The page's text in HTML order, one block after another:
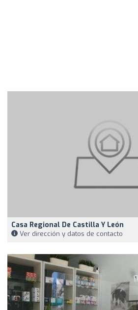
Casa Regional De Castilla Y León
Ver dirección y datos de contacto